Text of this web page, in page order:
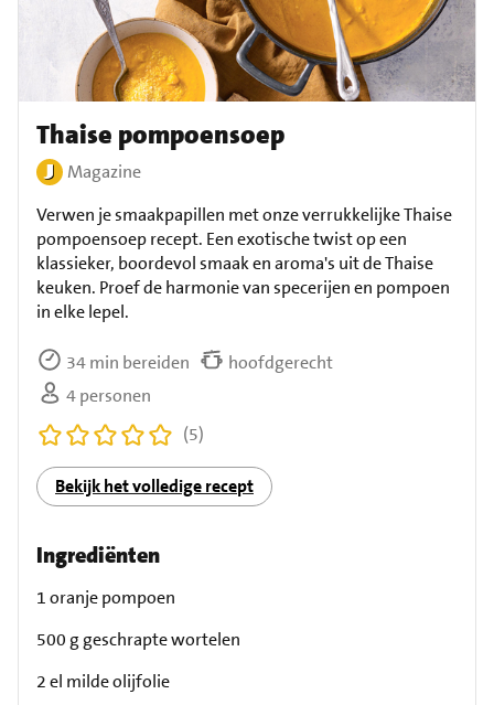
Thaise pompoensoep
Magazine
Verwen je smaakpapillen met onze verrukkelijke Thaise
pompoensoep recept. Een exotische twist op een
klassieker, boordevol smaak en aroma's uit de Thaise
keuken. Proef de harmonie van specerijen en pompoen
in elke lepel.
34 min bereiden
hoofdgerecht
4 personen
(5)
Bekijk het volledige recept
Ingrediënten
1 oranje pompoen
500 g geschrapte wortelen
2 el milde olijfolie